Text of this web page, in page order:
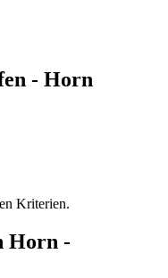
- Horn
Kriterien.
Horn -